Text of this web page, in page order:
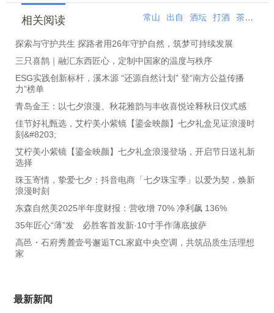
相关阅读 常山 出自 酒坛 打酒 茶花
探索与守护共生 探路者用26年守护自然，筑梦可持续发展
三只喜鹊｜融汇东西匠心，定制中国家的温度与秩序
ESG实践创新标杆，溪木源 “还源自然计划” 登“南方公益传播
力”榜单
青岛金王：以七夕浪漫、秋花雅韵与丰收喜悦诠释秋日仪式感
佳节好礼甄选，艾柠美小紫镜【鎏金映颜】七夕礼盒见证浪漫时
刻&#8203;
艾柠美小紫镜【鎏金映颜】七夕礼盒浪漫登场，开启节日送礼新
选择
珠玉寄情，挚爱七夕：抖音电商「七夕珠宝季」以爱为契，焕新
浪漫时刻
东森自然美2025半年度财报：营收增 70% 净利飙 136%
35年匠心“薄”发 必胜客首发新·10寸手作薄底披萨
高邑・石府秀麓壹号邂逅TCL家庭中央空调，共筑品质生活理想
家
最新新闻